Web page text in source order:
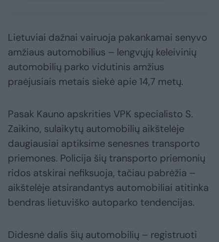
Lietuviai dažnai vairuoja pakankamai senyvo
amžiaus automobilius – lengvųjų keleivinių
automobilių parko vidutinis amžius
praėjusiais metais siekė apie 14,7 metų.
Pasak Kauno apskrities VPK specialisto S.
Zaikino, sulaikytų automobilių aikštelėje
daugiausiai aptiksime senesnes transporto
priemones. Policija šių transporto priemonių
ridos atskirai nefiksuoja, tačiau pabrėžia –
aikštelėje atsirandantys automobiliai atitinka
bendras lietuviško autoparko tendencijas.
Didesnė dalis šių automobilių – registruoti